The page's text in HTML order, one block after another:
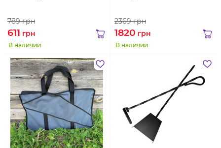
789грн
611 грн
В наличии
2369грн
1820 грн
В наличии